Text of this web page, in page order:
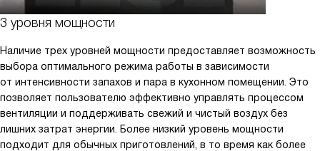
3 уровня мощности
Наличие трех уровней мощности предоставляет возможность
выбора оптимального режима работы в зависимости
от интенсивности запахов и пара в кухонном помещении. Это
позволяет пользователю эффективно управлять процессом
вентиляции и поддерживать свежий и чистый воздух без
лишних затрат энергии. Более низкий уровень мощности
подходит для обычных приготовлений, в то время как более